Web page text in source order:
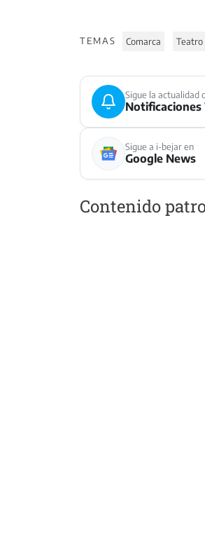
TEMAS Comarca Teatro
Sigue la actualidad
Notificaciones
Sigue a i-bejar en
Google News
Contenido